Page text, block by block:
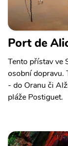
Port de
Tento přístav ve
osobní dopravu.
- do Oranu či
pláže Postiguet.